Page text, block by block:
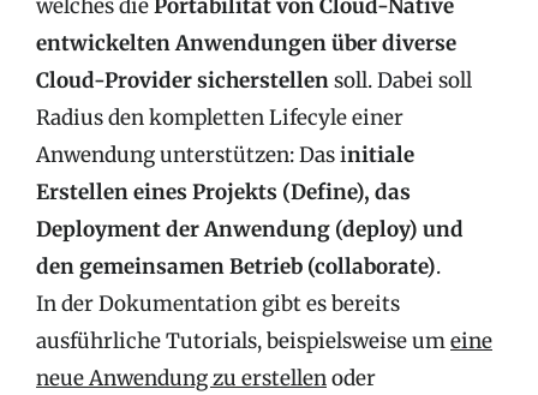
welches diePortabilität von Cloud-Native
entwickelten Anwendungen über diverse
Cloud-Provider sicherstellensoll. Dabei soll
Radius den kompletten Lifecyle einer
Anwendung unterstützen: Das initiale
Erstellen eines Projekts (Define), das
Deployment der Anwendung (deploy) und
den gemeinsamen Betrieb (collaborate).
In der Dokumentation gibt es bereits
ausführliche Tutorials, beispielsweise umeine
neue Anwendung zu erstellenoder